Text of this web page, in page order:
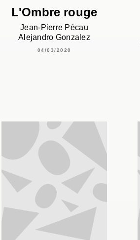
L'Ombre rouge
Jean-Pierre Pécau
Alejandro Gonzalez
04/03/2020